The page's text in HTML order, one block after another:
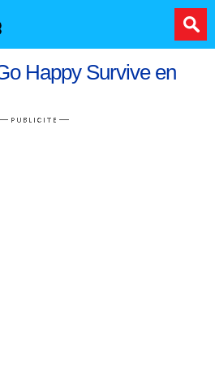
Happy Survive en